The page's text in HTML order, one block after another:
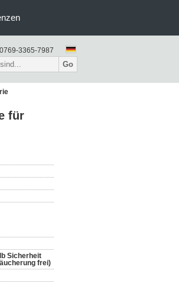
3365-7987
Go
für
Sicherheit
frei)